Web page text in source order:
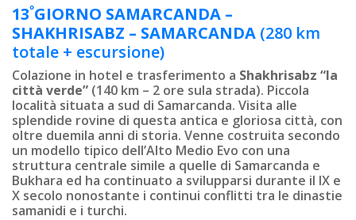
13ºGIORNO SAMARCANDA –
SHAKHRISABZ – SAMARCANDA (280 km
totale + escursione)
Colazione in hotel e trasferimento a Shakhrisabz “la
città verde” (140 km – 2 ore sula strada). Piccola
località situata a sud di Samarcanda. Visita alle
splendide rovine di questa antica e gloriosa città, con
oltre duemila anni di storia. Venne costruita secondo
un modello tipico dell’Alto Medio Evo con una
struttura centrale simile a quelle di Samarcanda e
Bukhara ed ha continuato a svilupparsi durante il IX e
X secolo nonostante i continui conflitti tra le dinastie
samanidi e i turchi.